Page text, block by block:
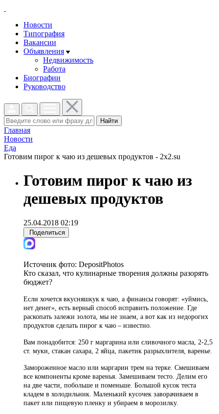
Новости
Типография
Вакансии
Объявления
Недвижимость
Работа
Биографии
Руководство
Найти
Главная
Новости
Еда
Готовим пирог к чаю из дешевых продуктов - 2x2.su
Готовим пирог к чаю из
дешевых продуктов
25.04.2018 02:19
Поделиться
Источник фото: DepositPhotos
Кто сказал, что кулинарные творения должны разорять
бюджет?
Если хочется вкусняшкук к чаю, а финансы говорят: «уймись,
нет денег», есть верный способ исправить положение. Где
раскопать залежи золота, мы не знаем, а вот как из недорогих
продуктов сделать пирог к чаю – известно.
Вам понадобится: 250 г маргарина или сливочного масла, 2-2,5
ст. муки, стакан сахара, 2 яйца, пакетик разрыхлителя, варенье.
Замороженное масло или маргарин трем на терке. Смешиваем
все компоненты кроме варенья. Замешиваем тесто. Делим его
на две части, побольше и поменьше. Большой кусок теста
кладем в холодильник. Маленький кусочек заворачиваем в
пакет или пищевую пленку и убираем в морозилку.